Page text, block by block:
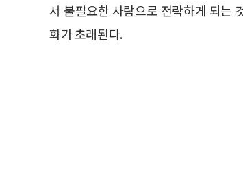
서 불필요한 사람으로 전락하게 되는
화가 초래된다.